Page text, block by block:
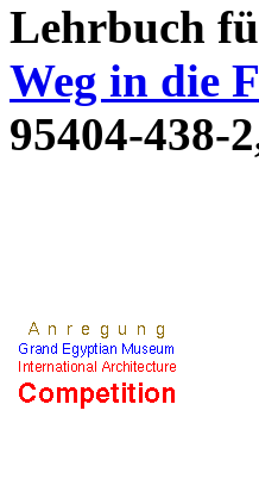
Lehrbuch
Weg in die
95404-438-